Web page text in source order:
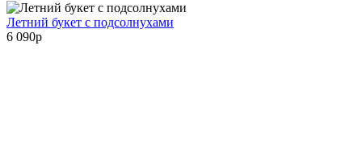
Летний букет с подсолнухами
6 090p